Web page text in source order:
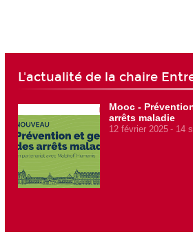
L'actualité de la chaire
Mooc -
arrêts maladie
12 février 2025 14